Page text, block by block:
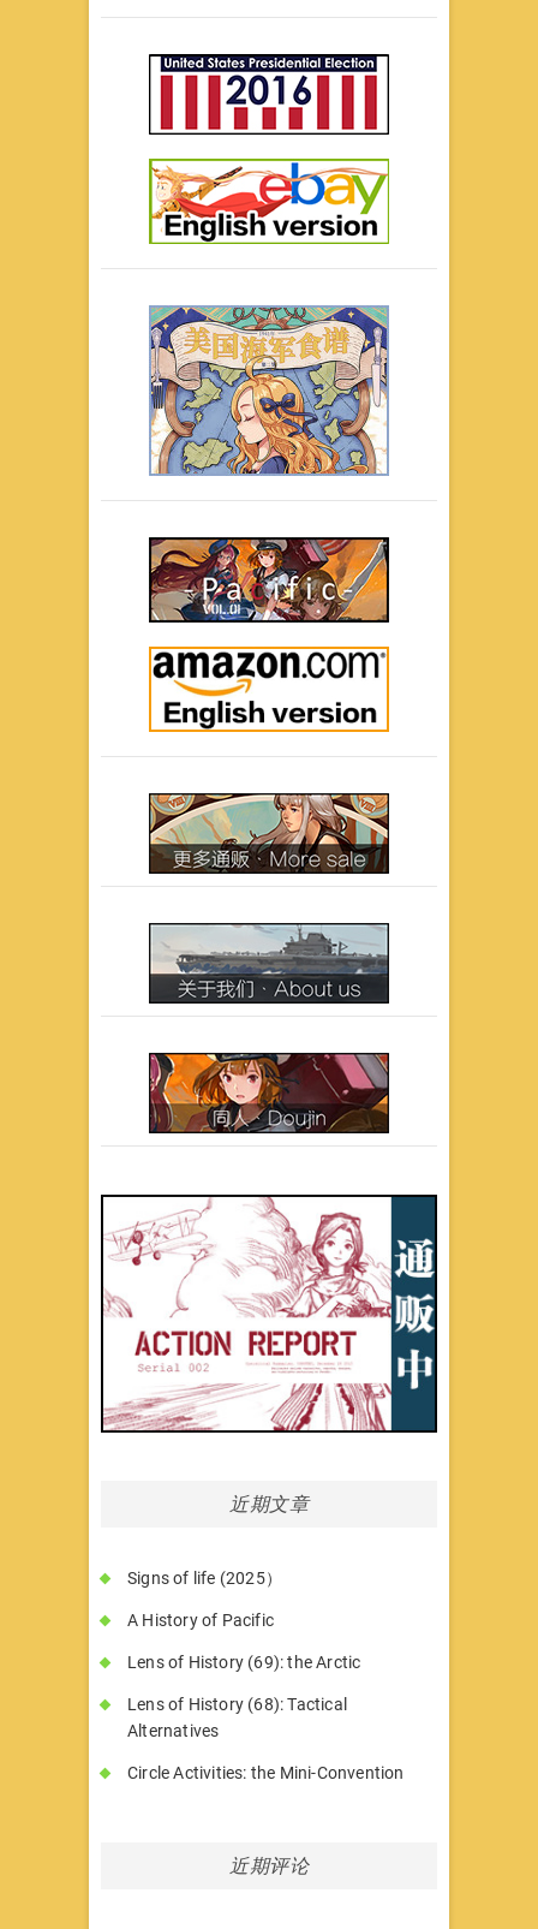
近期文章
Signs of life (2025）
A History of Pacific
Lens of History (69): the Arctic
Lens of History (68): Tactical
Alternatives
Circle Activities: the Mini-Convention
近期评论